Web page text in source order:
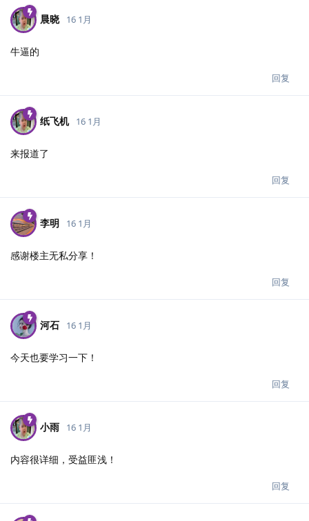
晨晓 16 1月
牛逼的
回复
纸飞机 16 1月
来报道了
回复
李明 16 1月
感谢楼主无私分享！
回复
河石 16 1月
今天也要学习一下！
回复
小雨 16 1月
内容很详细，受益匪浅！
回复